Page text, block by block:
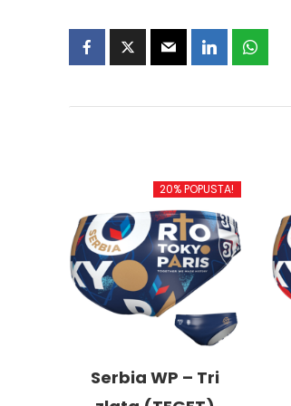
20% POPUSTA!
Serbia WP – Tri